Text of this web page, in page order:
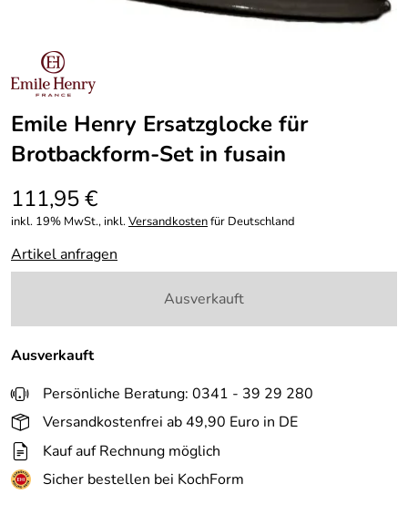
Emile Henry Ersatzglocke für
Brotbackform-Set in fusain
111,95 €
inkl. 19% MwSt., inkl.Versandkostenfür Deutschland
Artikel anfragen
Ausverkauft
Ausverkauft
Persönliche Beratung: 0341 - 39 29 280
Versandkostenfrei ab 49,90 Euro in DE
Kauf auf Rechnung möglich
Sicher bestellen bei KochForm